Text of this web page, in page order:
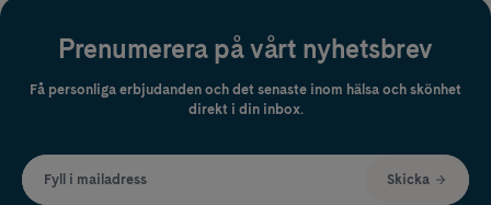
Prenumerera på vårt nyhetsbrev
Få personliga erbjudanden och det senaste inom hälsa och skönhet
direkt i din inbox.
Fyll i mailadress Skicka